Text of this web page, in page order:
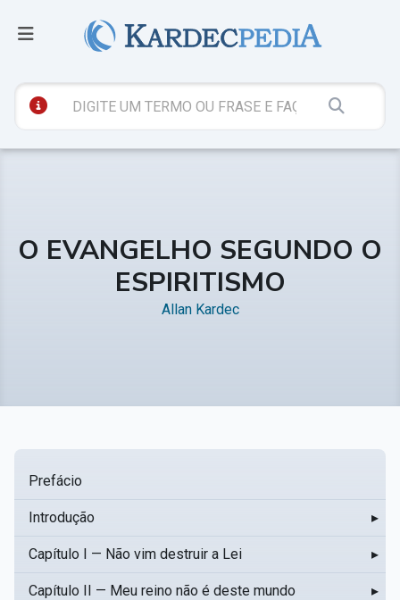
O EVANGELHO SEGUNDO O
ESPIRITISMO
Allan Kardec
Prefácio
Introdução ▸
Capítulo I — Não vim destruir a Lei ▸
Capítulo II — Meu reino não é deste mundo ▸